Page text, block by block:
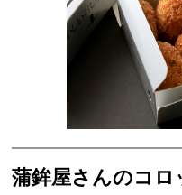
天ぷら＆その他
蒲鉾屋さんのコロ